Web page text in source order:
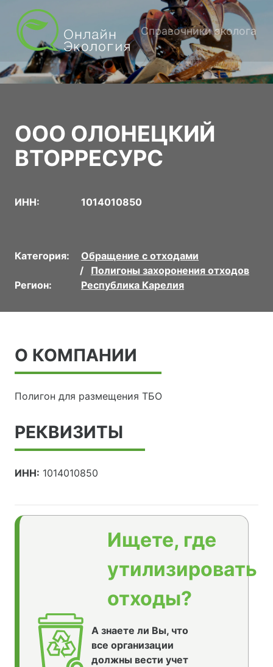
Справочники эколога
ООО ОЛОНЕЦКИЙ
ВТОРРЕСУРС
ИНН: 1014010850
Категория:
Обращение с отходами
Полигоны захоронения отходов
Регион:
Республика Карелия
О КОМПАНИИ
Полигон для размещения ТБО
РЕКВИЗИТЫ
ИНН: 1014010850
Ищете, где
утилизировать
отходы?
А знаете ли Вы, что
все организации
должны вести учет